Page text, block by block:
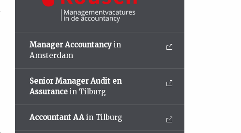
Manager Accountancy in
Amsterdam
Senior Manager Audit en
Assurance in Tilburg
Accountant AAin Tilburg